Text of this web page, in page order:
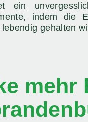
ein
indem die
gehalten
mehr